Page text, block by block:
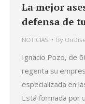
La mejor
defensa de
NOTICIAS By
Ignacio Pozo, de
regenta su
especializada en
Está formada por